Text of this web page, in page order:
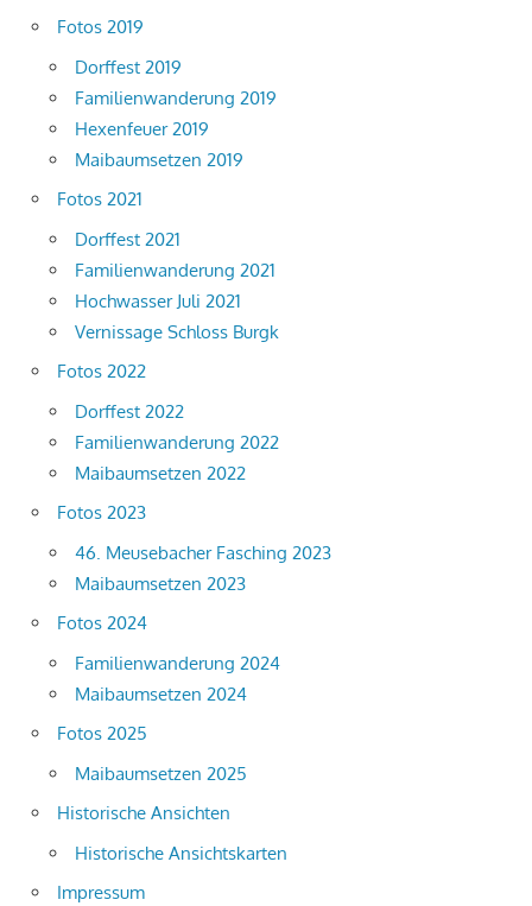
Fotos 2019
Dorffest 2019
Familienwanderung 2019
Hexenfeuer 2019
Maibaumsetzen 2019
Fotos 2021
Dorffest 2021
Familienwanderung 2021
Hochwasser Juli 2021
Vernissage Schloss Burgk
Fotos 2022
Dorffest 2022
Familienwanderung 2022
Maibaumsetzen 2022
Fotos 2023
46. Meusebacher Fasching 2023
Maibaumsetzen 2023
Fotos 2024
Familienwanderung 2024
Maibaumsetzen 2024
Fotos 2025
Maibaumsetzen 2025
Historische Ansichten
Historische Ansichtskarten
Impressum